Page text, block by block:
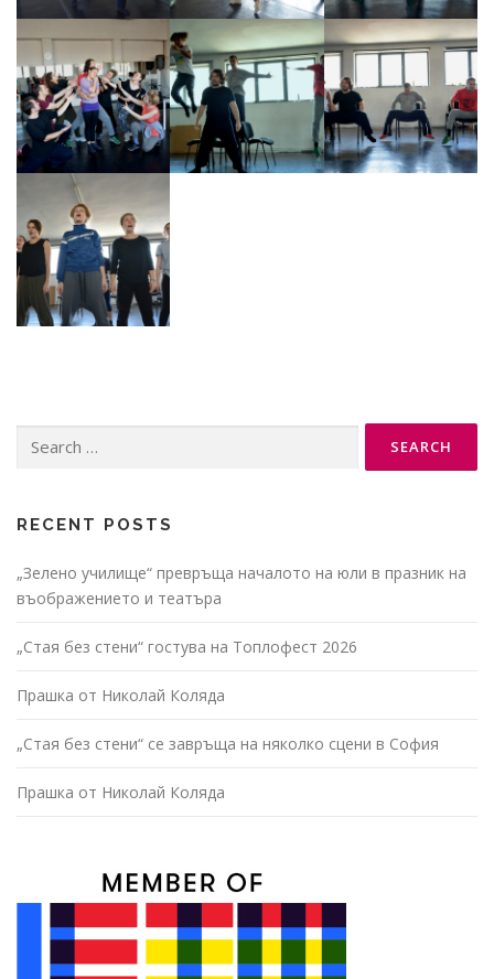
for:
RECENT POSTS
„Зелено училище“ превръща началото на юли в празник на
въображението и театъра
„Стая без стени“ гостува на Топлофест 2026
Прашка от Николай Коляда
„Стая без стени“ се завръща на няколко сцени в София
Прашка от Николай Коляда